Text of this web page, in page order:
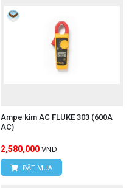
Ampe kìm AC FLUKE 303 (600A
AC)
2,580,000 VND
ĐẶT MUA